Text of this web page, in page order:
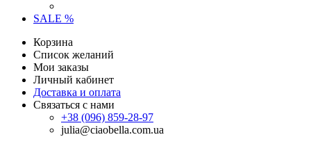
SALE %
Корзина
Список желаний
Мои заказы
Личный кабинет
Доставка и оплата
Связаться с нами
+38 (096) 859-28-97
julia@ciaobella.com.ua